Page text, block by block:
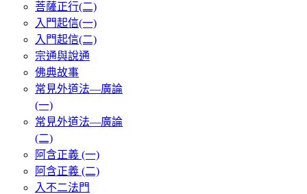
菩薩正行(二)
入門起信(一)
入門起信(二)
宗通與說通
佛典故事
常見外道法—廣論
(一)
常見外道法—廣論
(二)
阿含正義 (一)
阿含正義 (二)
入不二法門